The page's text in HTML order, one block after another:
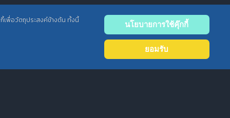
เพื่อวัตถุประสงค์ข้างต้น ทั้งนี้ นโยบายการใช้คุ๊กกี้
ยอมรับ
top